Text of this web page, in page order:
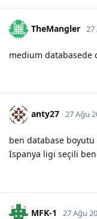
TheMangler 27
medium databasede
anty27 27 Ağu
ben database
İspanya ligi seçili
MFK-1 27 Ağu